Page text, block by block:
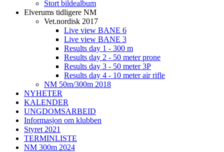
Stort bildealbum
Elverums tidligere NM
Vet.nordisk 2017
Live view BANE 6
Live view BANE 3
Results day 1 - 300 m
Results day 2 - 50 meter prone
Results day 3 - 50 meter 3P
Results day 4 - 10 meter air rifle
NM 50m/300m 2018
NYHETER
KALENDER
UNGDOMSARBEID
Informasjon om klubben
Styret 2021
TERMINLISTE
NM 300m 2024